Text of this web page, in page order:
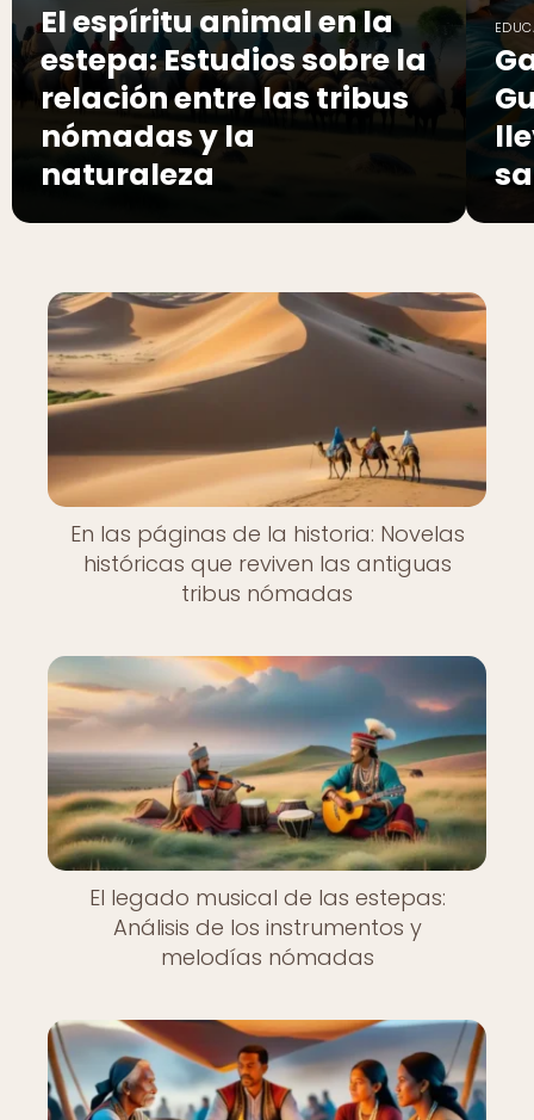
El espíritu animal en la
estepa: Estudios sobre la
relación entre las tribus
nómadas y la
naturaleza
En las páginas de la historia: Novelas
históricas que reviven las antiguas
tribus nómadas
El legado musical de las estepas:
Análisis de los instrumentos y
melodías nómadas